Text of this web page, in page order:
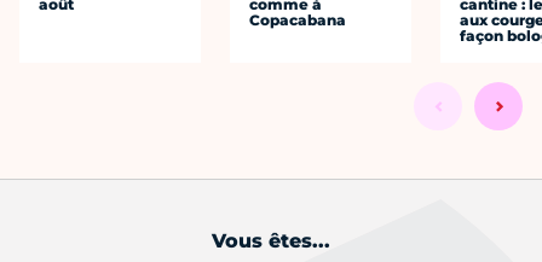
août
comme à
Copacabana
cantine :
aux
façon
Vous êtes...